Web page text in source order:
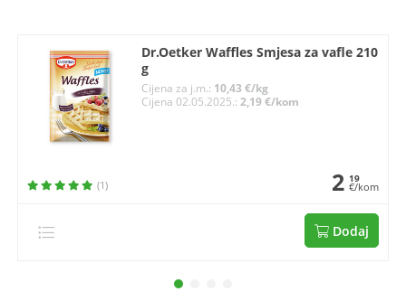
Dr.Oetker Waffles Smjesa za vafle 210
g
Cijena za j.m.: 10,43 €/kg
Cijena 02.05.2025.: 2,19 €/kom
(1) 2 19
€/kom
Dodaj